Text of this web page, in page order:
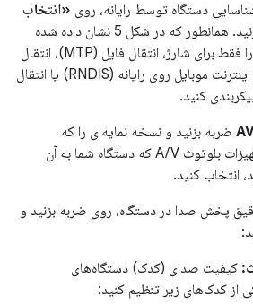
دستگاه توسط رایانه، روی «انتخاب
ضربه بزنید. همانطور که در شکل 5 نشان داده شده
است، می‌توانید دستگاه‌ها را فقط برای شارژ، انتقال فایل (MTP)، انتقال
تصویر (PTP)، استفاده از اینترنت موبایل روی رایانه (RNDIS) یا انتقال
ضربه بزنید و نسخه نمایه‌ای را که
می‌خواهید برای کنترل تجهیزات بلوتوث A/V که دستگاه شما به آن
انتخاب کنید.
دقیق پخش صدا در دستگاه، روی ضربه بزنید و
کیفیت صدای (کدک) دستگاه‌های
از کدک‌های زیر تنظیم کنید: